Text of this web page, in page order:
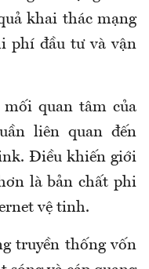
khai thác mạng
phí đầu tư và vận
quan tâm của
liên quan đến
Điều khiến giới
là bản chất phi
vệ tinh.
truyền thống vốn